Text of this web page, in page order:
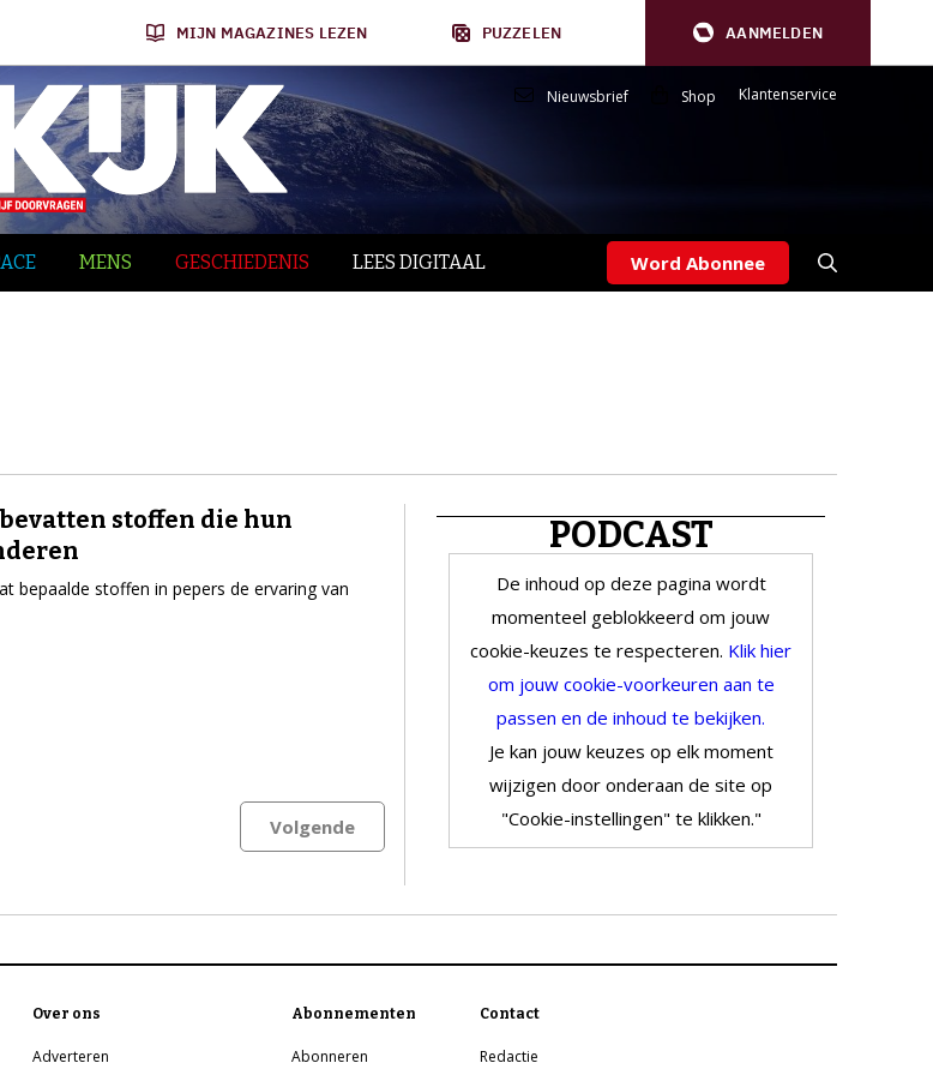
MIJN MAGAZINES LEZEN PUZZELEN AANMELDEN
Nieuwsbrief Shop Klantenservice
MENS GESCHIEDENIS LEES DIGITAAL Word Abonnee
stoffen die hun
bepaalde stoffen in pepers de ervaring van
Volgende
PODCAST
De inhoud op deze pagina wordt
momenteel geblokkeerd om jouw
cookie-keuzes te respecteren. Klik hier
om jouw cookie-voorkeuren aan te
passen en de inhoud te bekijken.
Je kan jouw keuzes op elk moment
wijzigen door onderaan de site op
"Cookie-instellingen" te klikken."
Over ons
Adverteren
Abonnementen
Abonneren
Contact
Redactie